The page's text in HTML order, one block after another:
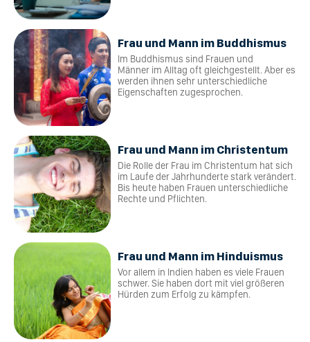
Frau und Mann im Buddhismus
Im Buddhismus sind Frauen und
Männer im Alltag oft gleichgestellt. Aber es
werden ihnen sehr unterschiedliche
Eigenschaften zugesprochen.
Frau und Mann im Christentum
Die Rolle der Frau im Christentum hat sich
im Laufe der Jahrhunderte stark verändert.
Bis heute haben Frauen unterschiedliche
Rechte und Pflichten.
Frau und Mann im Hinduismus
Vor allem in Indien haben es viele Frauen
schwer. Sie haben dort mit viel größeren
Hürden zum Erfolg zu kämpfen.